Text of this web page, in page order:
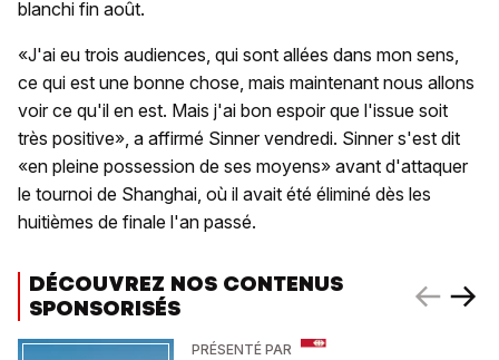
blanchi fin août.
«J'ai eu trois audiences, qui sont allées dans mon sens,
ce qui est une bonne chose, mais maintenant nous allons
voir ce qu'il en est. Mais j'ai bon espoir que l'issue soit
très positive», a affirmé Sinner vendredi. Sinner s'est dit
«en pleine possession de ses moyens» avant d'attaquer
le tournoi de Shanghai, où il avait été éliminé dès les
huitièmes de finale l'an passé.
DÉCOUVREZ NOS CONTENUS
SPONSORISÉS
PRÉSENTÉ PAR